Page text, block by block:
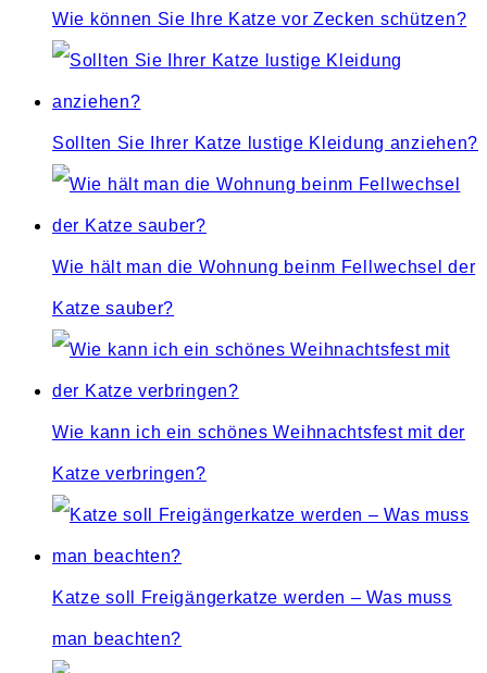
Wie können Sie Ihre Katze vor Zecken schützen?
Sollten Sie Ihrer Katze lustige Kleidung anziehen?
Wie hält man die Wohnung beinm Fellwechsel der
Katze sauber?
Wie kann ich ein schönes Weihnachtsfest mit der
Katze verbringen?
Katze soll Freigängerkatze werden – Was muss
man beachten?